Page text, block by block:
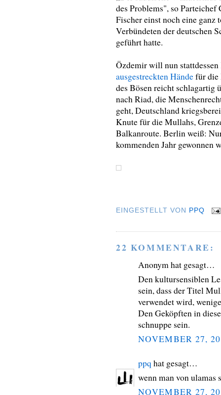
des Problems", so Parteichef
Fischer einst noch eine ganz
Verbündeten der deutschen
geführt hatte.
Özdemir will nun
ausgestreckten Händefür die
des Bösen reicht schlagartig
nach Riad, die
geht, Deutschland
Knute für die Mullahs,
Balkanroute. Berlin weiß:
kommenden Jahr gewonnen
EINGESTELLT VON PPQ
22 KOMMENTARE:
Anonym hat gesagt…
Den kultursensiblen
sein, dass der Titel
verwendet wird,
Den Geköpften in
schnuppe sein.
NOVEMBER 27,
ppq hat gesagt…
wenn man von ulamas
NOVEMBER 27,